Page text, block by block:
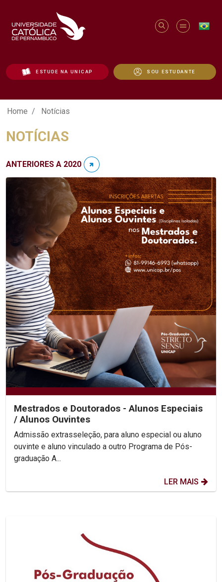
ESTUDE NA UNICAP SOU ESTUDANTE
Notícias - Unicap
Home Notícias
NOTÍCIAS
ANTERIORES A 2020
Mestrados e Doutorados - Alunos Especiais
/ Alunos Ouvintes
Admissão extrasseleção, para aluno especial ou aluno
ouvinte e aluno vinculado a outro Programa de Pós-
graduação A...
LER MAIS